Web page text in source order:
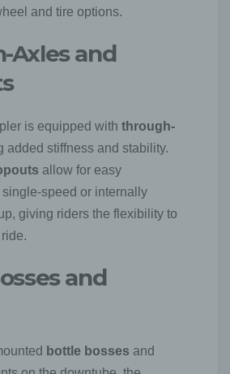
and tire options.
Axles and
is equipped with through-
added stiffness and stability.
allow for easy
speed or internally
giving riders the flexibility to
and
bottle bosses and